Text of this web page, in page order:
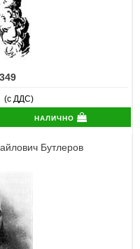
(с ДДС)
налично
Бутлеров